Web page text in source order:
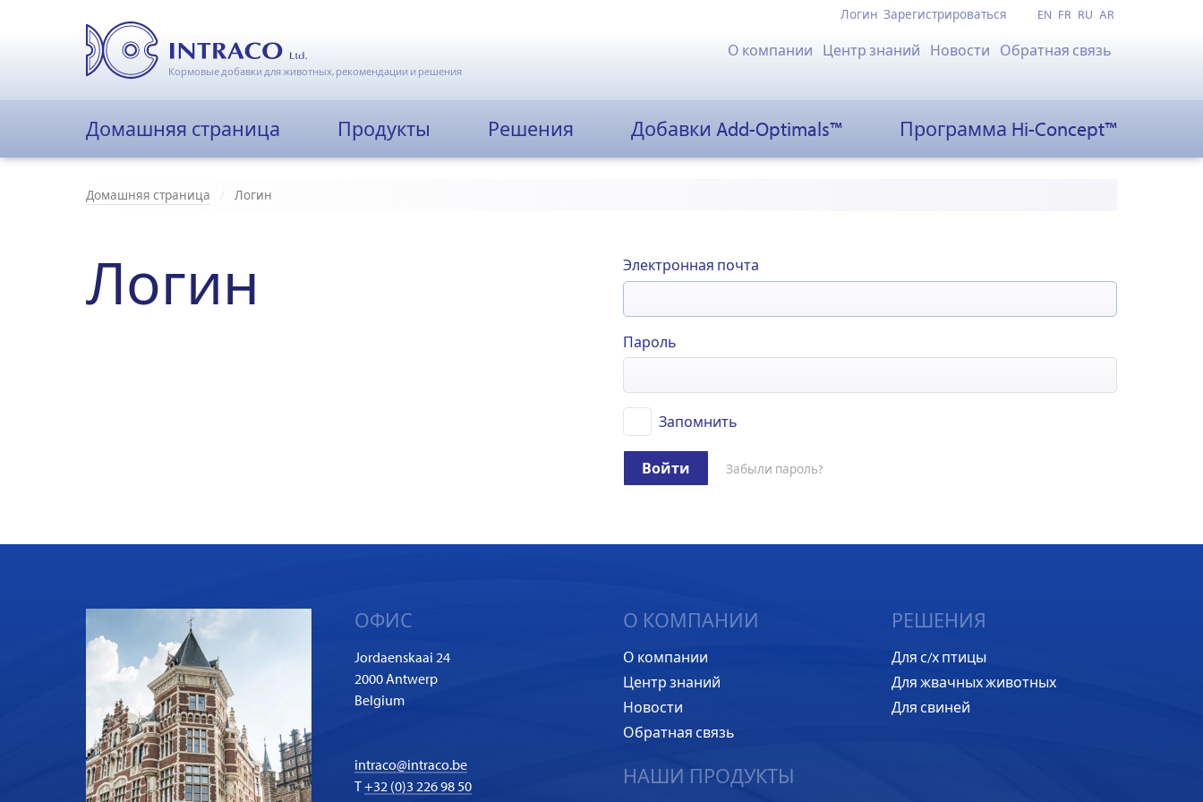
Кормовые добавки для животных, рекомендации и решения
Логин Зарегистрироваться EN FR RU AR
О компании Центр знаний Новости Обратная связь
Домашняя страница Продукты Решения Добавки Add-Optimals™ Программа Hi-Concept™
Домашняя страница Логин
Логин Электронная почта
Пароль
Запомнить
Войти Забыли пароль?
ОФИС
Jordaenskaai 24
2000 Antwerp
Belgium
intraco@intraco.be
T+32 (0)3 226 98 50
О КОМПАНИИ
О компании
Центр знаний
Новости
Обратная связь
НАШИ ПРОДУКТЫ
РЕШЕНИЯ
Для с/х птицы
Для жвачных животных
Для свиней